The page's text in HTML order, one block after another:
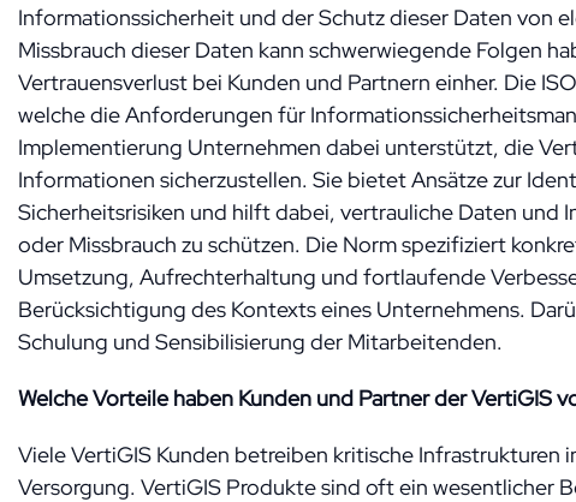
Informationssicherheit und der Schutz dieser Daten von
Missbrauch dieser Daten kann schwerwiegende Folgen
Vertrauensverlust bei Kunden und Partnern einher. Die
welche die Anforderungen für
Implementierung Unternehmen dabei unterstützt, die
Informationen sicherzustellen. Sie bietet Ansätze zur
Sicherheitsrisiken und hilft dabei, vertrauliche Daten
oder Missbrauch zu schützen. Die Norm spezifiziert
Umsetzung, Aufrechterhaltung und fortlaufende
Berücksichtigung des Kontexts eines Unternehmens.
Schulung und Sensibilisierung der Mitarbeitenden.
Welche Vorteile haben Kunden und Partner der VertiGIS
Viele VertiGIS Kunden betreiben kritische
Versorgung. VertiGIS Produkte sind oft ein wesentlicher